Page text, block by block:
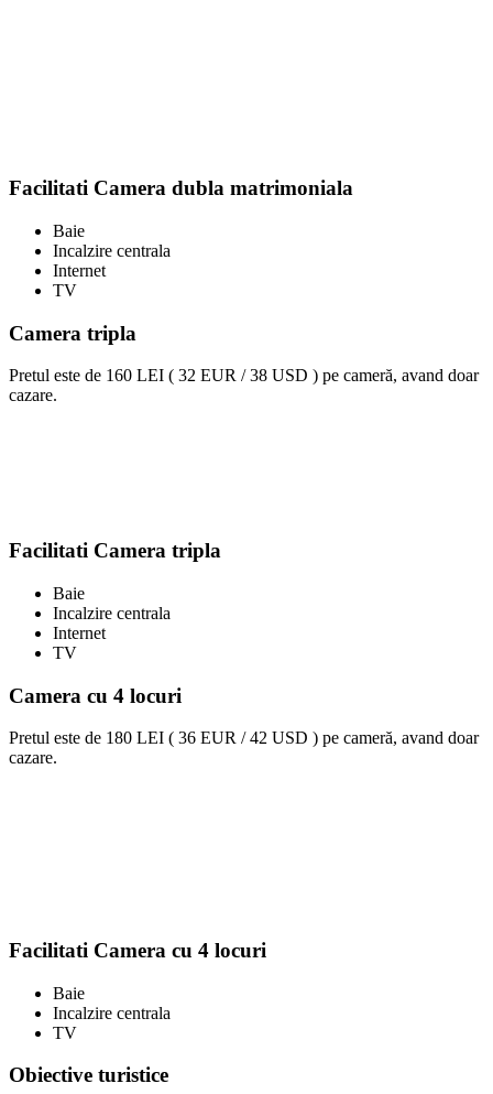
Facilitati Camera dubla matrimoniala
Baie
Incalzire centrala
Internet
TV
Camera tripla
Pretul este de 160 LEI ( 32 EUR / 38 USD ) pe cameră, avand doar
cazare.
Facilitati Camera tripla
Baie
Incalzire centrala
Internet
TV
Camera cu 4 locuri
Pretul este de 180 LEI ( 36 EUR / 42 USD ) pe cameră, avand doar
cazare.
Facilitati Camera cu 4 locuri
Baie
Incalzire centrala
TV
Obiective turistice